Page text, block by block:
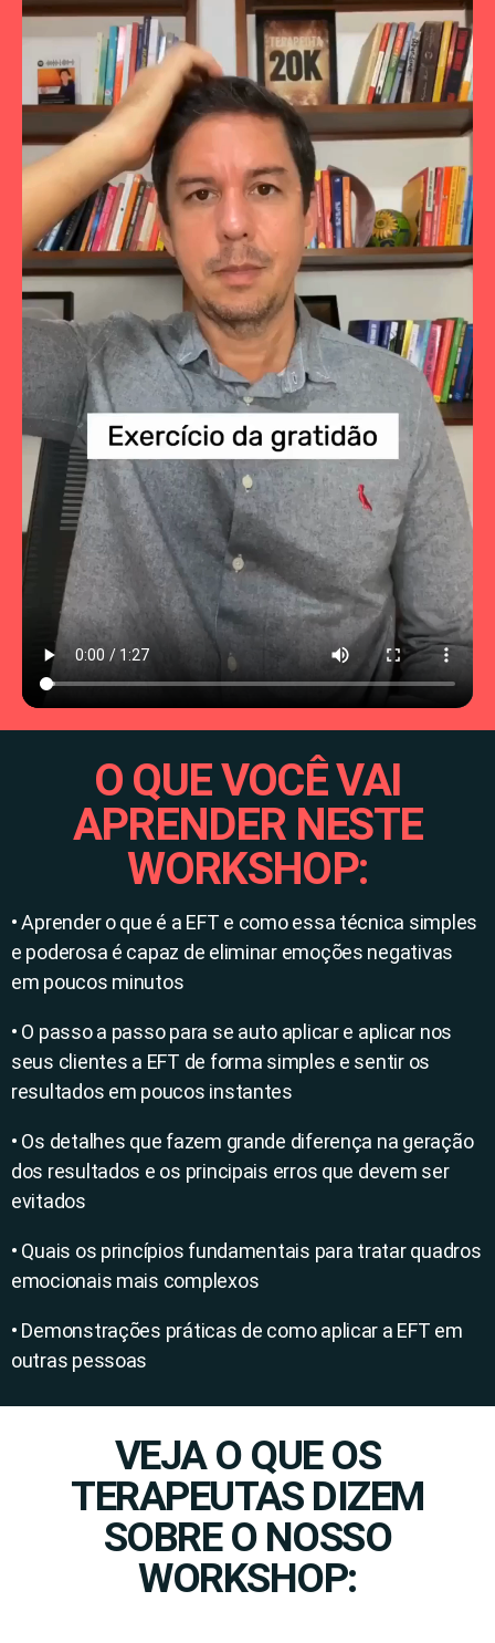
O QUE VOCÊ VAI
APRENDER NESTE
WORKSHOP:
• Aprender o que é a EFT e como essa técnica simples
e poderosa é capaz de eliminar emoções negativas
em poucos minutos
• O passo a passo para se auto aplicar e aplicar nos
seus clientes a EFT de forma simples e sentir os
resultados em poucos instantes
• Os detalhes que fazem grande diferença na geração
dos resultados e os principais erros que devem ser
evitados
• Quais os princípios fundamentais para tratar quadros
emocionais mais complexos
• Demonstrações práticas de como aplicar a EFT em
outras pessoas
VEJA O QUE OS
TERAPEUTAS DIZEM
SOBRE O NOSSO
WORKSHOP: